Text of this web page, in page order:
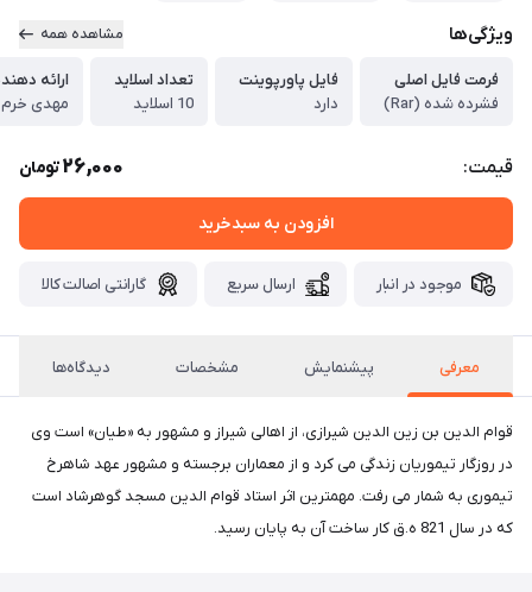
ویژگی‌ها مشاهده همه
فرمت فایل اصلی
فشرده شده (Rar)
فایل پاورپوینت
دارد
تعداد اسلاید
10 اسلاید
ارائه
مهدی خرم
قیمت: 26,000تومان
افزودن به سبدخرید
موجود در انبار ارسال سریع گارانتی اصالت کالا
معرفی پیشنمایش مشخصات دیدگاه‌ها
قوام الدین بن زین الدین شیرازی، از اهالی شیراز و مشهور به «طیان» است وی
در روزگار تیموریان زندگی می کرد و از معماران برجسته و مشهور عهد شاهرخ
تیموری به شمار می رفت. مهمترین اثر استاد قوام الدین مسجد گوهرشاد است
که در سال 821 ه.ق کار ساخت آن به پایان رسید.